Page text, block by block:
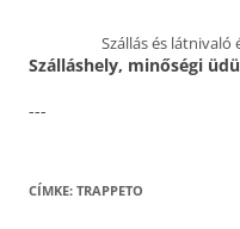
Szállás és
Szálláshely, minőségi
---
CÍMKE: TRAPPETO